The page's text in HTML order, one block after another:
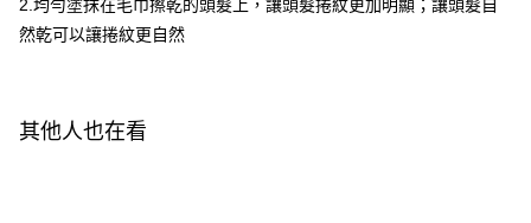
購買商品的店家。未經商家同意取消之訂單仍視為有效，需透過AFTEE先享
後付繳納相關費用。
【注意事項】
宅配
每筆NT$120，滿NT$3,000(含以上)免運費
每筆NT$320，滿NT$3,000(含以上)免運費
2.均勻塗抹在毛巾擦乾的頭髮上，讓頭髮捲紋更加明顯；讓頭髮自
然乾可以讓捲紋更自然
其他人也在看